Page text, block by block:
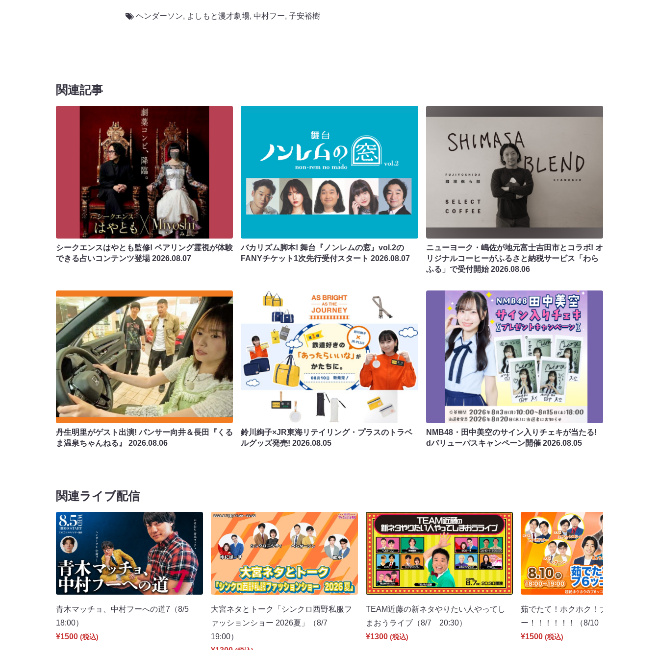
ヘンダーソン, よしもと漫才劇場, 中村フー, 子安裕樹
関連記事
シークエンスはやとも監修! ペアリング霊視が体験
できる占いコンテンツ登場2026.08.07
バカリズム脚本! 舞台『ノンレムの窓』vol.2の
FANYチケット1次先行受付スタート2026.08.07
ニューヨーク・嶋佐が地元富士吉田市とコラボ! オ
リジナルコーヒーがふるさと納税サービス「わら
ふる」で受付開始2026.08.06
丹生明里がゲスト出演! パンサー向井＆長田『くる
ま温泉ちゃんねる』 2026.08.06
鈴川絢子×JR東海リテイリング・プラスのトラベ
ルグッズ発売!2026.08.05
NMB48・田中美空のサイン入りチェキが当たる!
dバリューパスキャンペーン開催 2026.08.05
関連ライブ配信
青木マッチョ、中村フーへの道7（8/5
18:00）
¥1500 (税込)
大宮ネタとトーク「シンクロ西野私服フ
ァッションショー 2026夏」（8/7
19:00）
TEAM近藤の新ネタやりたい人やってし
まおうライブ（8/7 20:30）
¥1300 (税込)
茹でたて！ホクホク！ブ６ッコリ
ー！！！！！！（8/10 18:00）
¥1500 (税込)